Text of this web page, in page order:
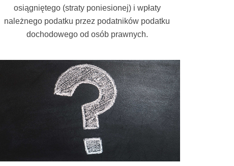
osiągniętego (straty poniesionej) i wpłaty
należnego podatku przez podatników podatku
dochodowego od osób prawnych.